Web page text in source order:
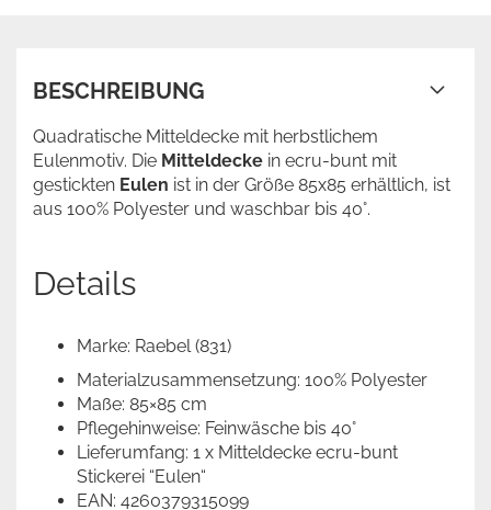
BESCHREIBUNG
Quadratische Mitteldecke mit herbstlichem
Eulenmotiv. Die Mitteldecke in ecru-bunt mit
gestickten Eulen ist in der Größe 85x85 erhältlich, ist
aus 100% Polyester und waschbar bis 40°.
Details
Marke: Raebel (831)
Materialzusammensetzung: 100% Polyester
Maße: 85×85 cm
Pflegehinweise: Feinwäsche bis 40°
Lieferumfang: 1 x Mitteldecke ecru-bunt
Stickerei “Eulen“
EAN: 4260379315099